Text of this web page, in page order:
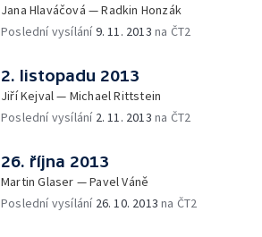
Jana Hlaváčová — Radkin Honzák
Poslední vysílání9. 11. 2013 na ČT2
2. listopadu 2013
Jiří Kejval — Michael Rittstein
Poslední vysílání 2. 11. 2013 na ČT2
26. října 2013
Martin Glaser — Pavel Váně
Poslední vysílání 26. 10. 2013 na ČT2